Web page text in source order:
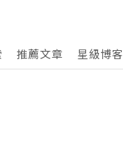
推薦文章 星級博客